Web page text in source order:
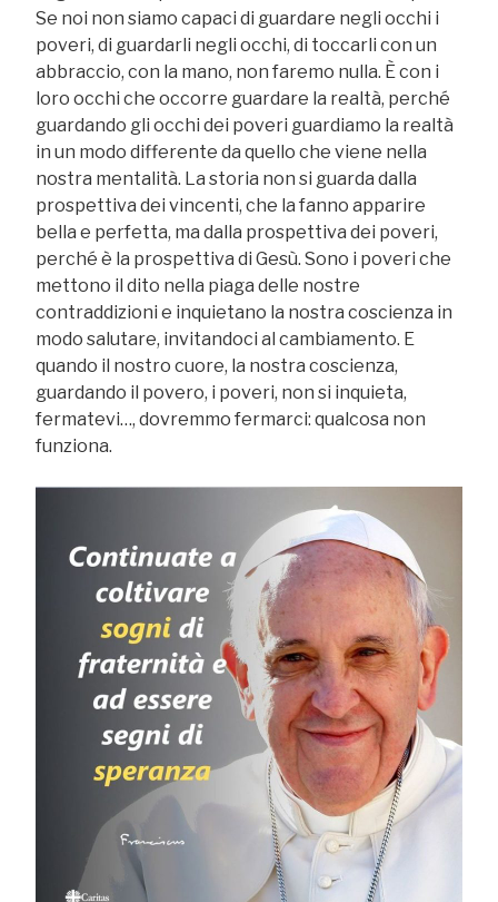
Se noi non siamo capaci di guardare negli occhi i
poveri, di guardarli negli occhi, di toccarli con un
abbraccio, con la mano, non faremo nulla. È con i
loro occhi che occorre guardare la realtà, perché
guardando gli occhi dei poveri guardiamo la realtà
in un modo differente da quello che viene nella
nostra mentalità. La storia non si guarda dalla
prospettiva dei vincenti, che la fanno apparire
bella e perfetta, ma dalla prospettiva dei poveri,
perché è la prospettiva di Gesù. Sono i poveri che
mettono il dito nella piaga delle nostre
contraddizioni e inquietano la nostra coscienza in
modo salutare, invitandoci al cambiamento. E
quando il nostro cuore, la nostra coscienza,
guardando il povero, i poveri, non si inquieta,
fermatevi…, dovremmo fermarci: qualcosa non
funziona.